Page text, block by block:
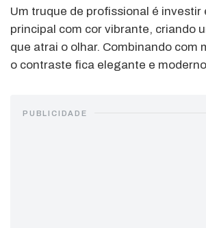
Um truque de profissional é investir
principal com cor vibrante, criando
que atrai o olhar. Combinando com
o contraste fica elegante e
PUBLICIDADE